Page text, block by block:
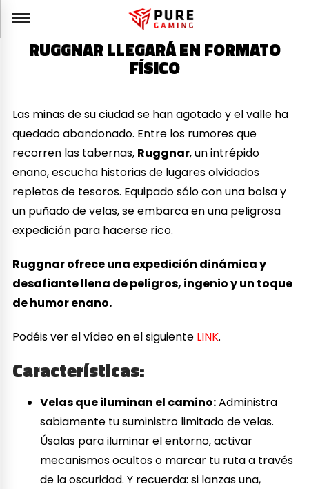
RUGGNAR LLEGARÁ EN FORMATO
FÍSICO
Las minas de su ciudad se han agotado y el valle ha
quedado abandonado. Entre los rumores que
recorren las tabernas, Ruggnar, un intrépido
enano, escucha historias de lugares olvidados
repletos de tesoros. Equipado sólo con una bolsa y
un puñado de velas, se embarca en una peligrosa
expedición para hacerse rico.
Ruggnar ofrece una expedición dinámica y
desafiante llena de peligros, ingenio y un toque
de humor enano.
Podéis ver el vídeo en el siguiente LINK.
Características:
Velas que iluminan el camino:Administra
sabiamente tu suministro limitado de velas.
Úsalas para iluminar el entorno, activar
mecanismos ocultos o marcar tu ruta a través
de la oscuridad. Y recuerda: si lanzas una,